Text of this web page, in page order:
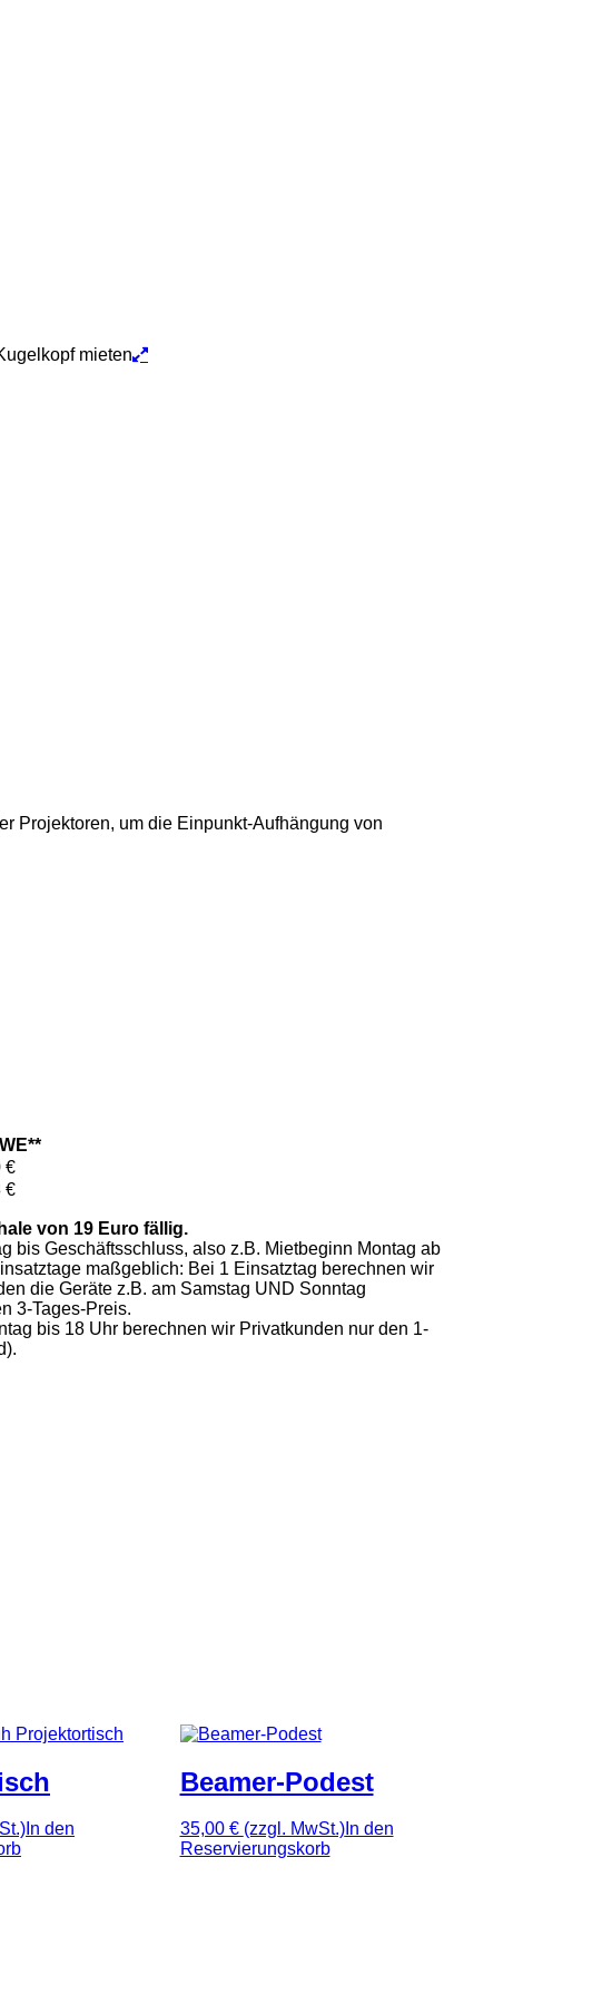
Projektoren, um die Einpunkt-Aufhängung von
€
€
von 19 Euro fällig.
bis Geschäftsschluss, also z.B. Mietbeginn Montag ab
maßgeblich: Bei 1 Einsatztag berechnen wir
die Geräte z.B. am Samstag UND Sonntag
3-Tages-Preis.
bis 18 Uhr berechnen wir Privatkunden nur den 1-
In den
Beamer-Podest
35,00 € (zzgl. MwSt.)In den
Reservierungskorb